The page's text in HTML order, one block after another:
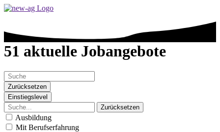
51 aktuelle Jobangebote
Zurücksetzen
Einstiegslevel
Zurücksetzen
Ausbildung
Mit Berufserfahrung